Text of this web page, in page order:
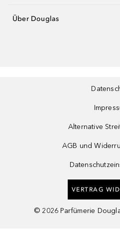
Über Douglas
Alternative
AGB und
VERTRAG
© 2026 Parfümerie